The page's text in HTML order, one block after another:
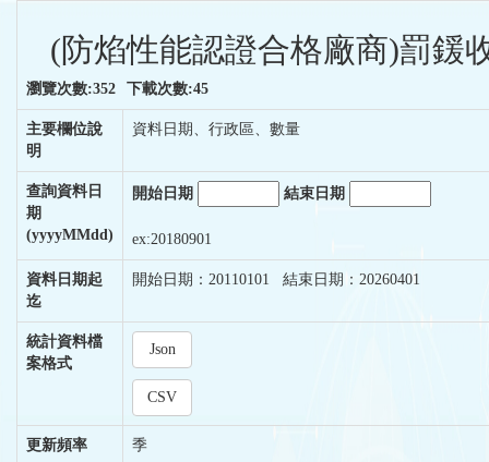
(防焰性能認證合格廠商)罰鍰
瀏覽次數:352 下載次數:45
主要欄位說
明
資料日期、行政區、數量
查詢資料日
期
(yyyyMMdd)
開始日期 結束日期
ex:20180901
資料日期起
迄
開始日期：20110101 結束日期：20260401
統計資料檔
案格式
Json
CSV
更新頻率 季